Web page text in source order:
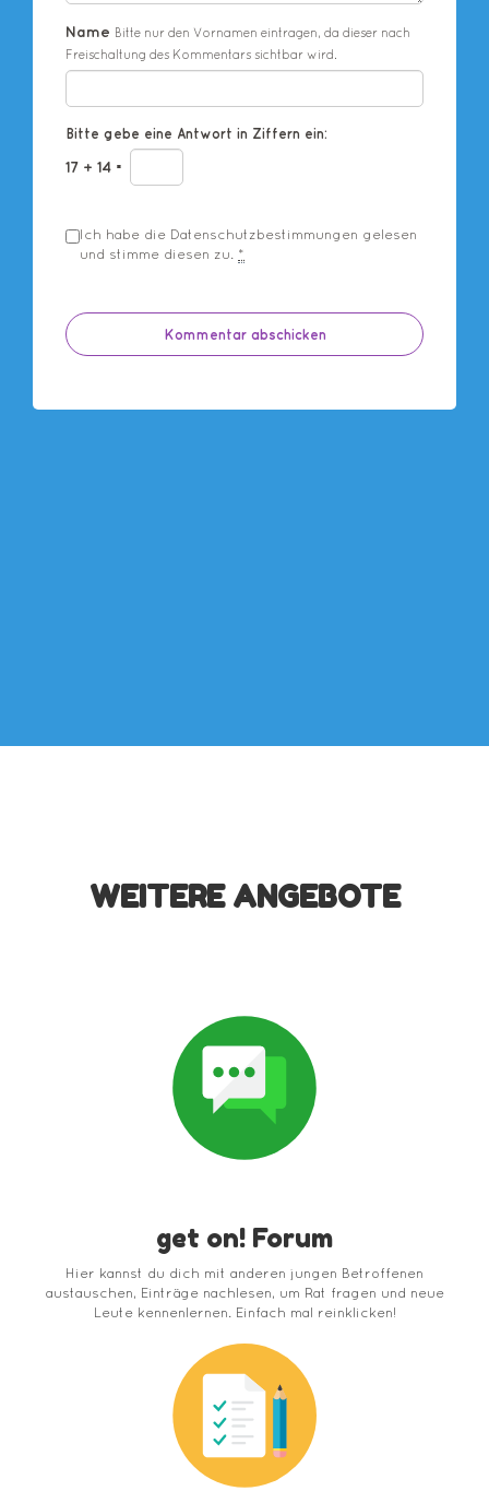
Name Bitte nur den Vornamen eintragen, da dieser nach
Freischaltung des Kommentars sichtbar wird.
Bitte gebe eine Antwort in Ziffern ein:
17 + 14 =
Ich habe die Datenschutzbestimmungen gelesen
und stimme diesen zu. *
WEITERE ANGEBOTE
get on! Forum
Hier kannst du dich mit anderen jungen Betroffenen
austauschen, Einträge nachlesen, um Rat fragen und neue
Leute kennenlernen. Einfach mal reinklicken!